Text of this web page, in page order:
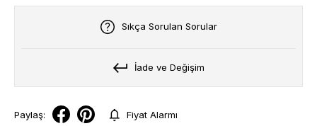
Sıkça Sorulan Sorular
İade ve Değişim
Paylaş: Fiyat Alarmı